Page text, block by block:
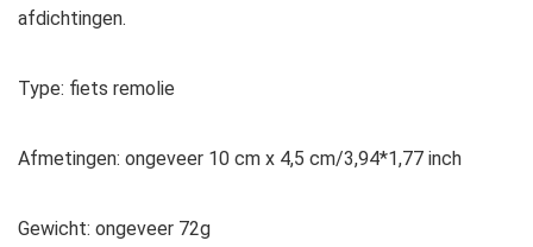
afdichtingen.
Type: fiets remolie
Afmetingen: ongeveer 10 cm x 4,5 cm/3,94*1,77 inch
Gewicht: ongeveer 72g